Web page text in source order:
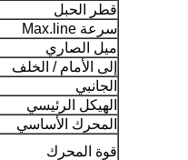
قطر الحبل
سرعة Max.line
ميل الصاري
إلى الأمام / الخلف
الجانبي
الهيكل الرئيسي
المحرك الأساسي
قوة المحرك